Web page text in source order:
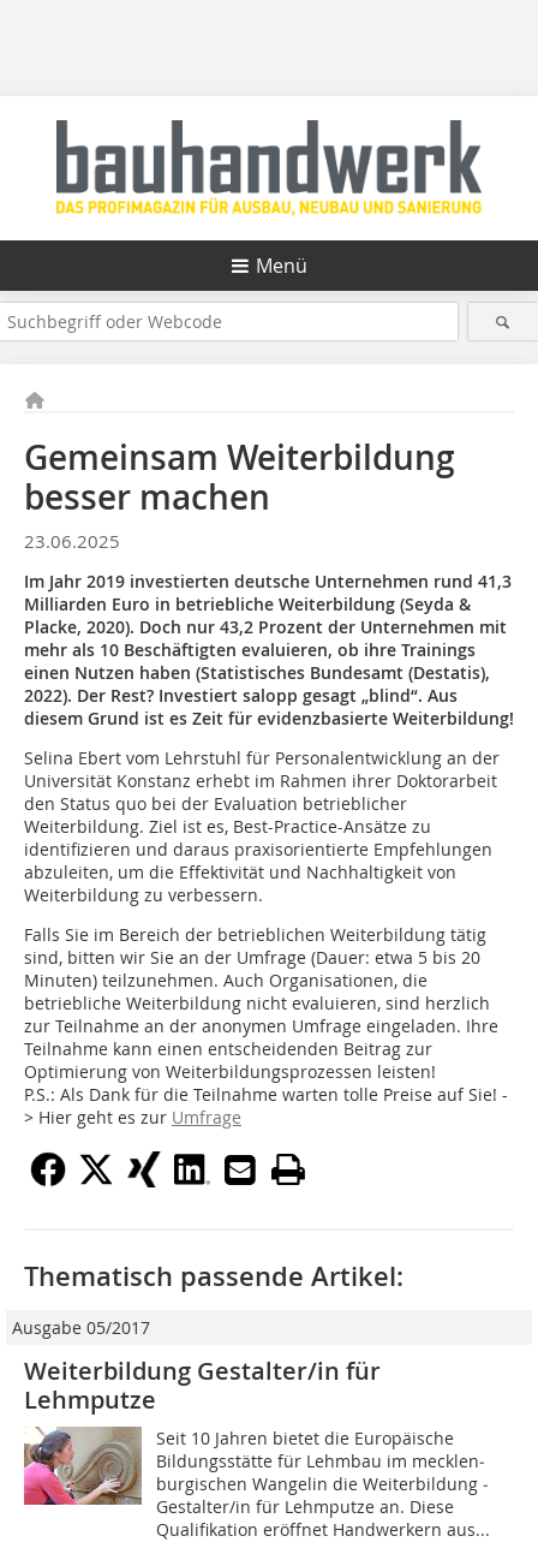
Menü
Gemeinsam Weiterbildung
besser machen
23.06.2025
Im Jahr 2019 investierten deutsche Unternehmen rund 41,3
Milliarden Euro in betriebliche Weiterbildung (Seyda &
Placke, 2020). Doch nur 43,2 Prozent der Unternehmen mit
mehr als 10 Beschäftigten evaluieren, ob ihre Trainings
einen Nutzen haben (Statistisches Bundesamt (Destatis),
2022). Der Rest? Investiert salopp gesagt „blind“. Aus
diesem Grund ist es Zeit für evidenzbasierte Weiterbildung!
Selina Ebert vom Lehrstuhl für Personalentwicklung an der
Universität Konstanz erhebt im Rahmen ihrer Doktorarbeit
den Status quo bei der Evaluation betrieblicher
Weiterbildung. Ziel ist es, Best-Practice-Ansätze zu
identifizieren und daraus praxisorientierte Empfehlungen
abzuleiten, um die Effektivität und Nachhaltigkeit von
Weiterbildung zu verbessern.
Falls Sie im Bereich der betrieblichen Weiterbildung tätig
sind, bitten wir Sie an der Umfrage (Dauer: etwa 5 bis 20
Minuten) teilzunehmen. Auch Organisationen, die
betriebliche Weiterbildung nicht evaluieren, sind herzlich
zur Teilnahme an der anonymen Umfrage eingeladen. Ihre
Teilnahme kann einen entscheidenden Beitrag zur
Optimierung von Weiterbildungsprozessen leisten!
P.S.: Als Dank für die Teilnahme warten tolle Preise auf Sie! -
> Hier geht es zur Umfrage
Thematisch passende Artikel:
Ausgabe 05/2017
Weiterbildung Gestalter/in für
Lehmputze
Seit 10 Jahren bietet die Europäische
Bildungsstätte für Lehmbau im mecklen­
burgischen Wangelin die Weiterbildung ­
Gestalter/in für Lehmputze an. Diese
Qualifikation eröffnet Handwerkern aus...